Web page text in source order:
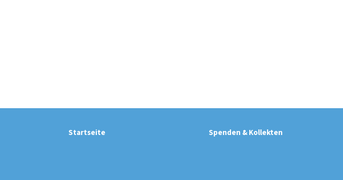
Startseite Spenden & Kollekten